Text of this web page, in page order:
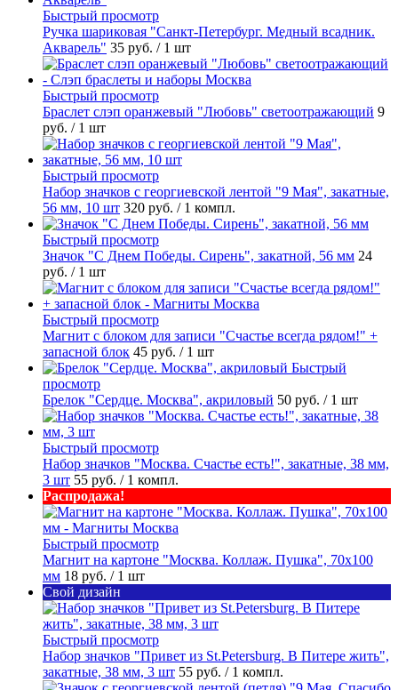
Быстрый просмотр
Ручка шариковая "Санкт-Петербург. Медный всадник.
Акварель" 35 руб. / 1 шт
Быстрый просмотр
Браслет слэп оранжевый "Любовь" светоотражающий 9
руб. / 1 шт
Быстрый просмотр
Набор значков с георгиевской лентой "9 Мая", закатные,
56 мм, 10 шт 320 руб. / 1 компл.
Быстрый просмотр
Значок "С Днем Победы. Сирень", закатной, 56 мм 24
руб. / 1 шт
Быстрый просмотр
Магнит с блоком для записи "Счастье всегда рядом!" +
запасной блок 45 руб. / 1 шт
Быстрый
просмотр
Брелок "Сердце. Москва", акриловый 50 руб. / 1 шт
Быстрый просмотр
Набор значков "Москва. Счастье есть!", закатные, 38 мм,
3 шт 55 руб. / 1 компл.
Распродажа!
Быстрый просмотр
Магнит на картоне "Москва. Коллаж. Пушка", 70х100
мм 18 руб. / 1 шт
Свой дизайн
Быстрый просмотр
Набор значков "Привет из St.Petersburg. В Питере жить",
закатные, 38 мм, 3 шт 55 руб. / 1 компл.